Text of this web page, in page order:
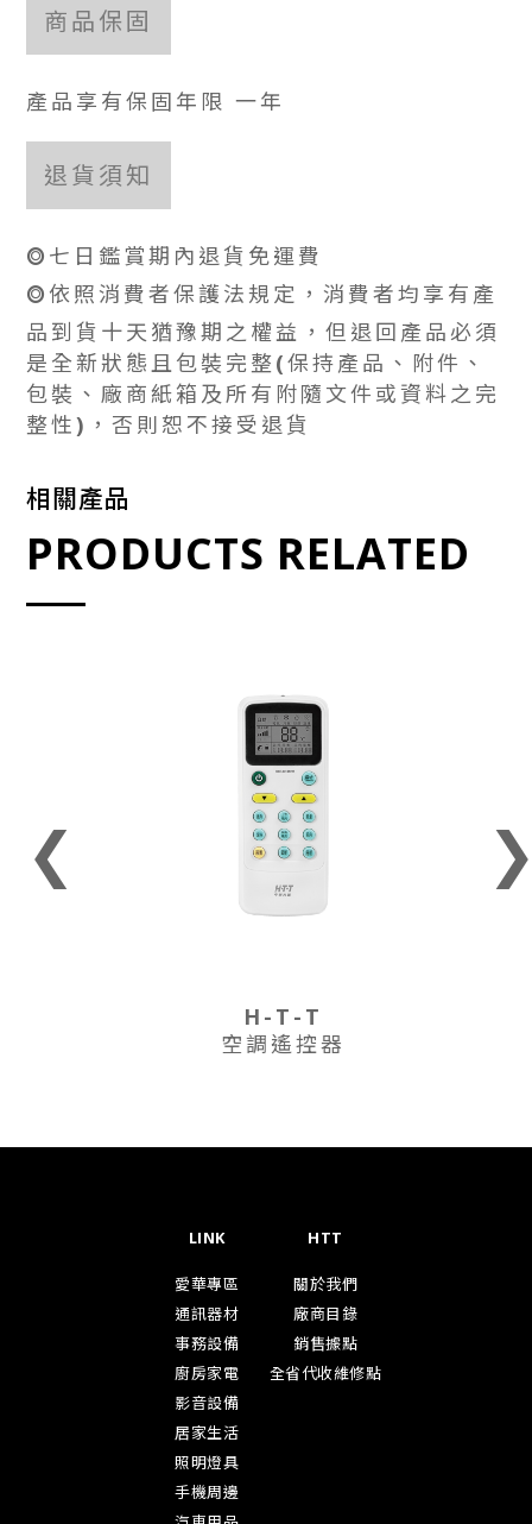
商品保固
產品享有保固年限 一年
退貨須知
⭗七日鑑賞期內退貨免運費
⭗依照消費者保護法規定，消費者均享有產
品到貨十天猶豫期之權益，但退回產品必須
是全新狀態且包裝完整(保持產品、附件、
包裝、廠商紙箱及所有附隨文件或資料之完
整性)，否則恕不接受退貨
相關產品
PRODUCTS RELATED
❮
H-T-T
空調遙控器
LINK
愛華專區
通訊器材
事務設備
廚房家電
影音設備
居家生活
照明燈具
手機周邊
HTT
關於我們
廠商目錄
銷售據點
全省代收維修點